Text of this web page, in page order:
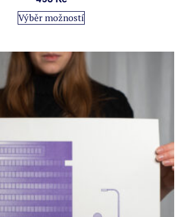
Výběr možností
produkt
více
variant.
Možnosti
lze
vybrat
na